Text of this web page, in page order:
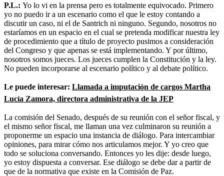
P.L.: Yo lo vi en la prensa pero es totalmente equivocado. Primero
yo no puedo ir a un escenario como el que le estoy contando a
discutir un caso, ni el de Santrich ni ninguno. Segundo, nosotros no
estaríamos en un espacio en el cual se pretenda modificar nuestra ley
de procedimiento que a título de proyecto pusimos a consideración
del Congreso y que apenas se está implementando. Y por último,
nosotros somos jueces. Los jueces cumplen la Constitución y la ley.
No pueden incorporarse al escenario político y al debate político.
Le puede interesar: Llamada a imputación de cargos Martha
Lucía Zamora, directora administrativa de la JEP
La comisión del Senado, después de su reunión con el señor fiscal, y
el mismo señor fiscal, me llaman una vez culminaron su reunión a
proponerme un espacio una instancia de diálogo. Para intercambiar
opiniones, para mirar cómo nos articulamos mejor. Y yo creo que
todo se soluciona conversando. Entonces yo les dije: desde luego,
yo estoy dispuesta a conversar. Ese diálogo se debe dar a partir de
que de la normativa que existe en la Comisión de Paz.